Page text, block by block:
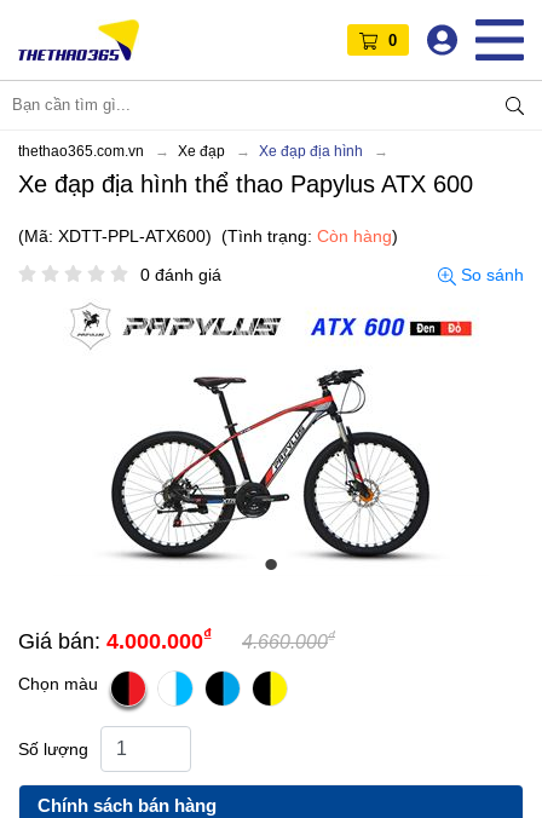
0
thethao365.com.vn Xe đạp Xe đạp địa hình
Xe đạp địa hình thể thao Papylus ATX 600
(Mã: XDTT-PPL-ATX600) (Tình trạng: Còn hàng)
0 đánh giá
So sánh
Giá bán: 4.000.000₫ 4.660.000₫
Chọn màu
Số lượng
Chính sách bán hàng